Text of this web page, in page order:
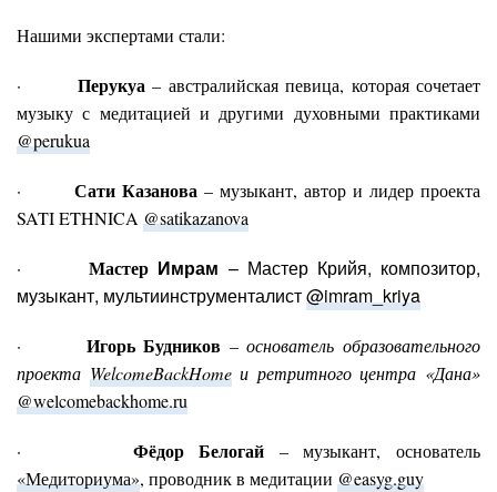
Нашими экспертами стали:
· Перукуа– австралийская певица, которая сочетает
музыку с медитацией и другими духовными практиками
@perukua
· Сати Казанова – музыкант, автор и лидер проекта
SATI ETHNICA @satikazanova
·Мастер Имрам – Мастер Крийя, композитор,
музыкант, мультиинструменталист@imram_kriya
· Игорь Будников –основатель образовательного
проекта WelcomeBackHomeи ретритного центра «Дана»
@welcomebackhome.ru
· Фёдор Белогай – музыкант, основатель
«Медиториума», проводник в медитации @easyg.guy